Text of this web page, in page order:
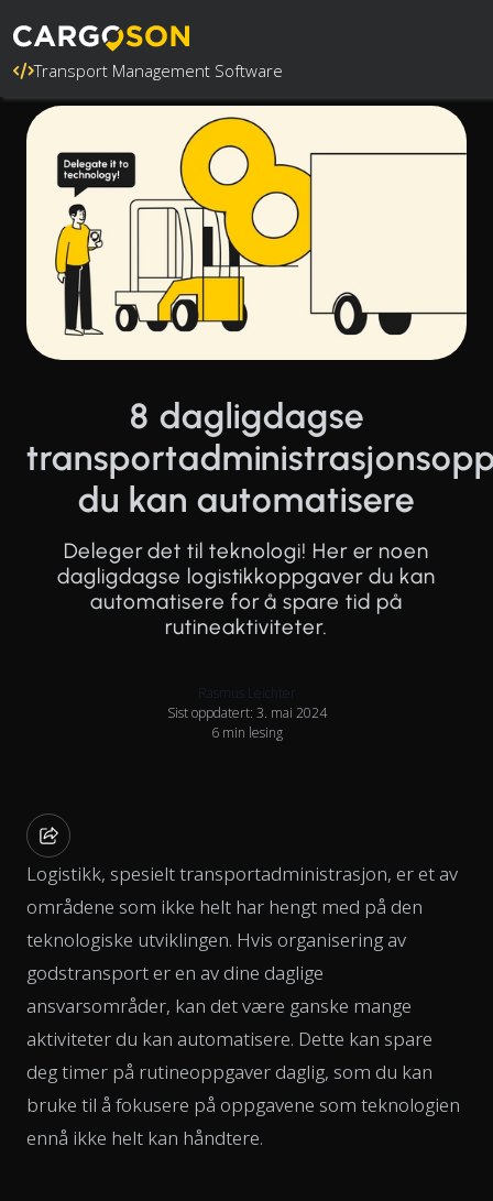
Transport Management Software
8 dagligdagse
du kan automatisere
Deleger det til teknologi! Her er noen
dagligdagse logistikkoppgaver du kan
automatisere for å spare tid på
rutineaktiviteter.
Rasmus Leichter
Sist oppdatert: 3. mai 2024
6 min lesing
Logistikk, spesielt transportadministrasjon, er et av
områdene som ikke helt har hengt med på den
teknologiske utviklingen. Hvis organisering av
godstransport er en av dine daglige
ansvarsområder, kan det være ganske mange
aktiviteter du kan automatisere. Dette kan spare
deg timer på rutineoppgaver daglig, som du kan
bruke til å fokusere på oppgavene som teknologien
ennå ikke helt kan håndtere.